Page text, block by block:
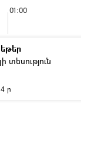
01:00
տեսություն
4 ր